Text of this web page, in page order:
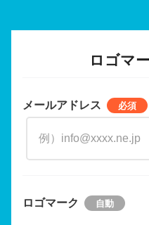
ロゴマ
メールアドレス
ロゴマーク